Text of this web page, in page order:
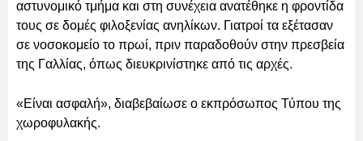
αστυνομικό τμήμα και στη συνέχεια ανατέθηκε η φροντίδα
τους σε δομές φιλοξενίας ανηλίκων. Γιατροί τα εξέτασαν
σε νοσοκομείο το πρωί, πριν παραδοθούν στην πρεσβεία
της Γαλλίας, όπως διευκρινίστηκε από τις αρχές.
«Είναι ασφαλή», διαβεβαίωσε ο εκπρόσωπος Τύπου της
χωροφυλακής.